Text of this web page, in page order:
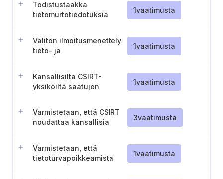
ilmoitukset
Todistustaakka
tietomurtotiedotuksia
1vaatimusta
Välitön ilmoitusmenettely
tieto- ja
1vaatimusta
Kansallisilta CSIRT-
yksiköiltä saatujen
1vaatimusta
Varmistetaan, että CSIRT
noudattaa kansallisia
(Romania)
3vaatimusta
Varmistetaan, että
tietoturvapoikkeamista
1vaatimusta